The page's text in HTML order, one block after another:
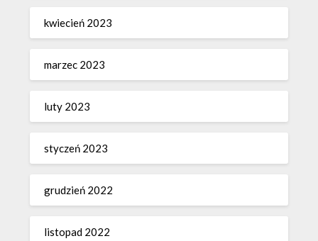
kwiecień 2023
marzec 2023
luty 2023
styczeń 2023
grudzień 2022
listopad 2022